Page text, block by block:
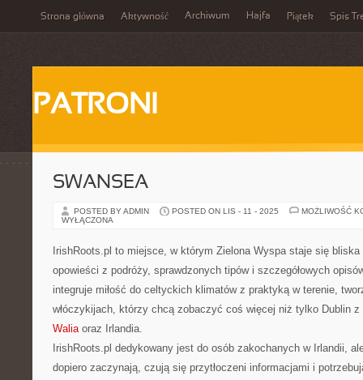
Strona główna Aktywność Archiwum Hajfa Piątek Spis
PATRONI
SWANSEA
POSTED BY ADMIN POSTED ON LIS - 11 - 2025
MOŻLIWOŚĆ
WYŁĄCZONA
IrishRoots.pl to miejsce, w którym Zielona Wyspa staje się
opowieści z podróży, sprawdzonych tipów i szczegółowych
integruje miłość do celtyckich klimatów z praktyką w terenie,
włóczykijach, którzy chcą zobaczyć coś więcej niż tylko Dublin z
Waliaoraz Irlandia.
IrishRoots.pl dedykowany jest do osób zakochanych w Irlandii,
dopiero zaczynają, czują się przytłoczeni informacjami i